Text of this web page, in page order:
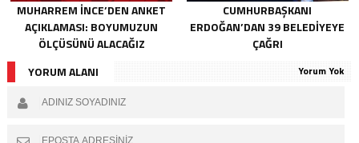
MUHARREM İNCE’DEN ANKET
AÇIKLAMASI: BOYUMUZUN
ÖLÇÜSÜNÜ ALACAĞIZ
CUMHURBAŞKANI
ERDOĞAN’DAN 39 BELEDIYEYE
ÇAĞRI
YORUM ALANI
Yorum Yok